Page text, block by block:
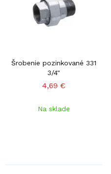
Šrobenie pozinkované 331
3/4"
4,69 €
Na sklade